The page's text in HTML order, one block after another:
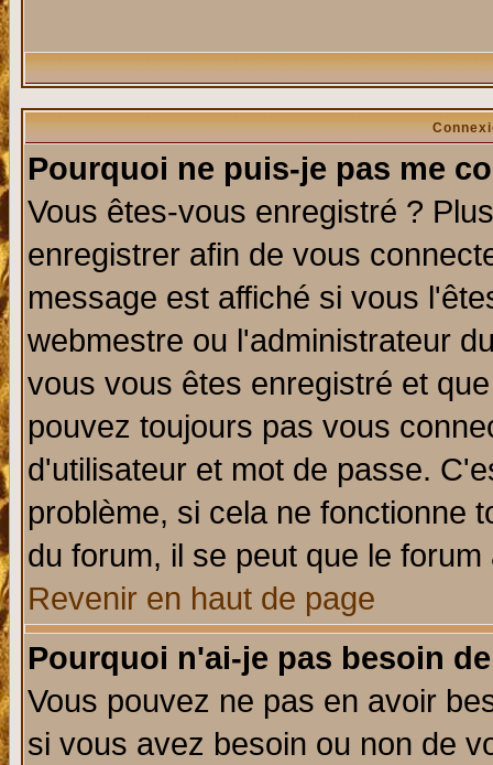
Pourquoi ne puis-je pas me
Vous êtes-vous enregistré ?
enregistrer afin de vous
message est affiché si vous
webmestre ou l'administrateur
vous vous êtes enregistré et
pouvez toujours pas vous
d'utilisateur et mot de passe.
problème, si cela ne fonctionne
du forum, il se peut que le
Revenir en haut de page
Pourquoi n'ai-je pas besoin
Vous pouvez ne pas en avoir
si vous avez besoin ou non de